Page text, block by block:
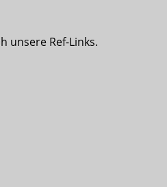
unsere Ref-Links.